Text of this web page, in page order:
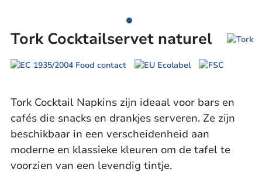
Tork Cocktailservet naturel
Tork Cocktail Napkins zijn ideaal voor bars en
cafés die snacks en drankjes serveren. Ze zijn
beschikbaar in een verscheidenheid aan
moderne en klassieke kleuren om de tafel te
voorzien van een levendig tintje.